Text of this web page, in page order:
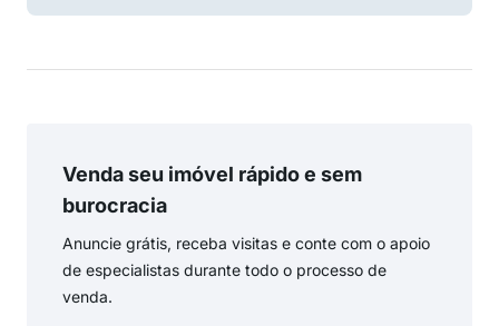
Venda seu imóvel rápido e sem
burocracia
Anuncie grátis, receba visitas e conte com o apoio
de especialistas durante todo o processo de
venda.